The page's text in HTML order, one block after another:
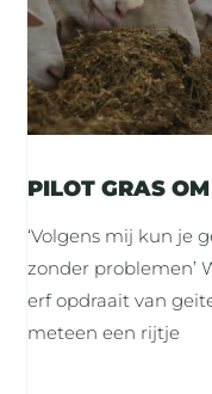
PILOT GRAS
‘Volgens mij kun je
zonder problemen’
erf opdraait van
meteen een rijtje